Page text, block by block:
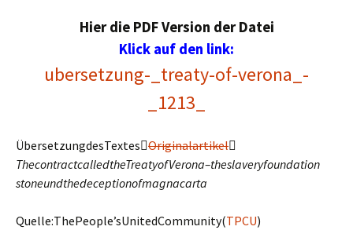
Hier die PDF Version der Datei
Klick auf den link:
ubersetzung-_treaty-of-verona_-
_1213_
ÜbersetzungdesTextesOriginalartikel
ThecontractcalledtheTreatyofVerona–theslaveryfoundation
stoneundthedeceptionofmagnacarta
Quelle:ThePeople’sUnitedCommunity(TPCU)